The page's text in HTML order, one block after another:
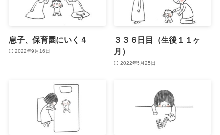
息子、保育園にいく４
2022年9月16日
３３６日目（生後１１ヶ
月）
2022年5月25日